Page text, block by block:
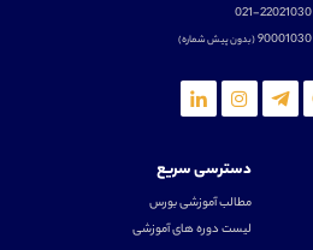
021-22021030
90001030(بدون پیش شماره)
دسترسی سریع
مطالب آموزشی بورس
لیست دوره های آموزشی